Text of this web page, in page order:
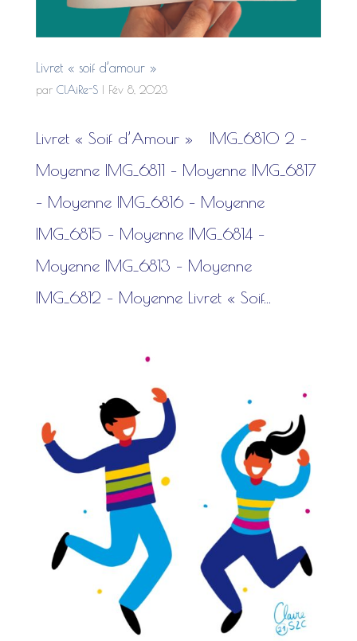
Livret « soif d’amour »
par ClAiRe-S| Fév 8, 2023
Livret « Soif d’Amour » IMG_6810 2 –
Moyenne IMG_6811 – Moyenne IMG_6817
– Moyenne IMG_6816 – Moyenne
IMG_6815 – Moyenne IMG_6814 –
Moyenne IMG_6813 – Moyenne
IMG_6812 – Moyenne Livret « Soif...